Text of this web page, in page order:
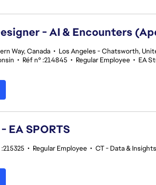
- AI & Encounters
Way, Canada • Los Angeles - Chatsworth,
• Réf n° :214845 • Regular Employee • EA
EA SPORTS
• Regular Employee • CT - Data & Insights